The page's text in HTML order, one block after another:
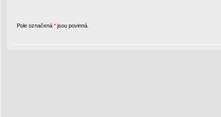
Pole označená * jsou povinná.